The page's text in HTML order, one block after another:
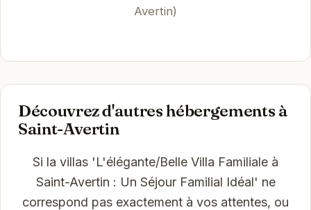
Avertin)
Découvrez d'autres hébergements à
Saint-Avertin
Si la villas 'L'élégante/Belle Villa Familiale à
Saint-Avertin : Un Séjour Familial Idéal' ne
correspond pas exactement à vos attentes, ou